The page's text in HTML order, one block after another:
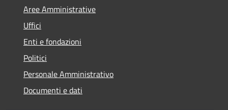
Aree Amministrative
Uffici
Enti e fondazioni
Politici
Personale Amministrativo
Documenti e dati